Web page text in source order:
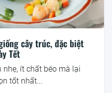
cây trúc, đặc biệt
Tết
ít chất béo mà lại
tốt nhất...